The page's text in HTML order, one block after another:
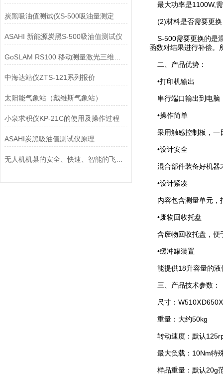
炭黑吸油值测试仪S-500吸油量测定
ASAHI 新能源炭黑S-500吸油值测试仪
中海达站仪ZTS-121系列报价
太阳能气象站（戴维斯气象站）
小泉求积仪KP-21C的使用及操作过程
ASAHI炭黑吸油值测试仪原理
无人机机巢的安全、快速、智能的飞行管理中心
最大功率是1100W,
(2)材料是否需要更换
S-500需要更换的是
函数对结果进行补偿。
二、产品优势：
•打印机输出
串行端口输出到电脑
•操作简单
采用触感控制板，一
•设计安全
混合部件装备好机器
•设计紧凑
内容包含测量单元，
•废物回收托盘
含废物回收托盘，便
•缓冲罐装置
能提供18升容量的液
三、产品技术参数：
尺寸：
重量：大约50kg
转动速度：默认
最大负载：10Nm特
样品重量：默认20g